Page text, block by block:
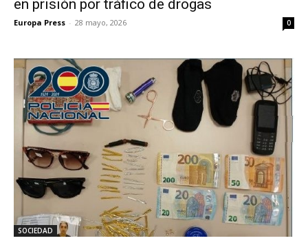
en prisión por tráfico de drogas
Europa Press - 28 mayo, 2026 0
SOCIEDAD